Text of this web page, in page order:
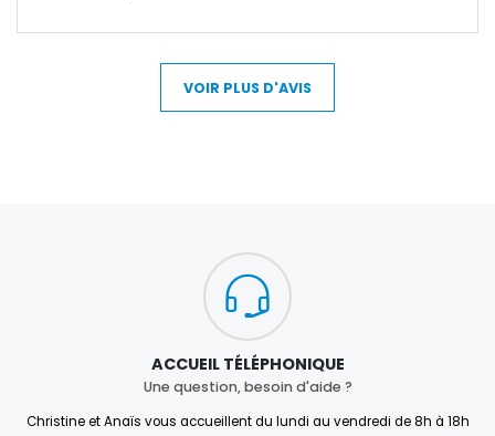
VOIR PLUS D'AVIS
ACCUEIL TÉLÉPHONIQUE
Une question, besoin d'aide ?
Christine et Anaïs vous accueillent du lundi au vendredi de 8h à 18h